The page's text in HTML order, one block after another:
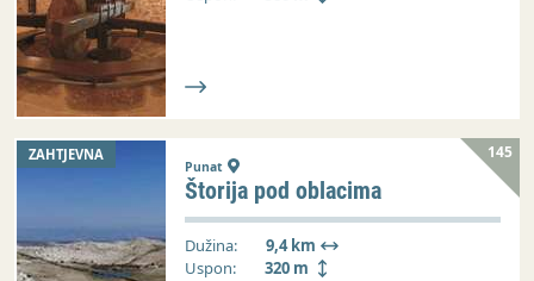
ZAHTJEVNA 145
Punat
Štorija pod oblacima
Dužina:
9,4 km
Uspon:
320 m